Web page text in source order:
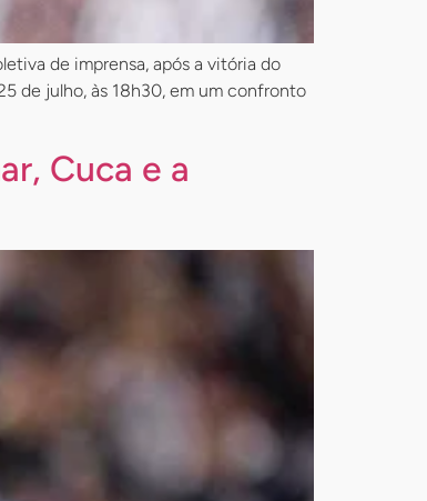
de imprensa, após a vitória do
de julho, às 18h30, em um confronto
Cuca e a